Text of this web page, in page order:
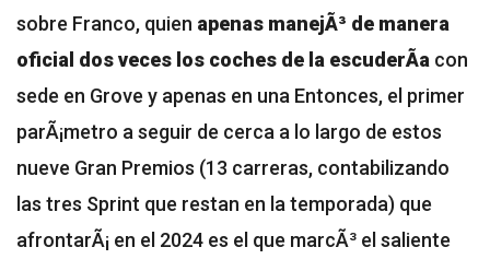
sobre Franco, quien apenas manejÃ³ de manera
oficial dos veces los coches de la escuderÃ­a con
sede en Grove y apenas en una Entonces, el primer
parÃ¡metro a seguir de cerca a lo largo de estos
nueve Gran Premios (13 carreras, contabilizando
las tres Sprint que restan en la temporada) que
afrontarÃ¡ en el 2024 es el que marcÃ³ el saliente